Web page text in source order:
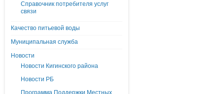
Справочник потребителя услуг
связи
Качество питьевой воды
Муниципальная служба
Новости
Новости Кигинского района
Новости РБ
Программа Поддержки Местных